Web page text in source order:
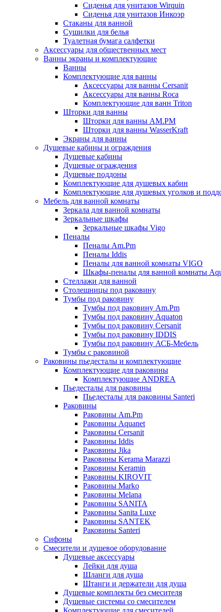
Сиденья для унитазов Wirquin
Сиденья для унитазов Инкоэр
Стаканы для ванной
Сушилки для белья
Туалетная бумага салфетки
Аксессуары для общественных мест
Ванны экраны и комплектующие
Ванны
Комплектующие для ванны
Аксессуары для ванны Cersanit
Аксессуары для ванны Roca
Комплектующие для ванн Triton
Шторки для ванны
Шторки для ванны AM.PM
Шторки для ванны WasserKraft
Экраны для ванны
Душевые кабины и ограждения
Душевые кабины
Душевые ограждения
Душевые поддоны
Комплектующие для душевых кабин
Комплектующие для душевых уголков и
Мебель для ванной комнаты
Зеркала для ванной комнаты
Зеркальные шкафы
Зеркальные шкафы Vigo
Пеналы
Пеналы Am.Pm
Пеналы Iddis
Пеналы для ванной комнаты VIGO
Шкафы-пеналы для ванной комнаты
Стеллажи для ванной
Столешницы под раковину
Тумбы под раковину
Тумбы под раковину Am.Pm
Тумбы под раковину Aquaton
Тумбы под раковину Cersanit
Тумбы под раковину IDDIS
Тумбы под раковину АСБ-Мебель
Тумбы с раковиной
Раковины пьедесталы и комплектующие
Комплектующие для раковины
Комплектующие ANDREA
Пьедесталы для раковины
Пьедесталы для раковины Santeri
Раковины
Раковины Am.Pm
Раковины Aquanet
Раковины Cersanit
Раковины Iddis
Раковины Jika
Раковины Kerama Marazzi
Раковины Keramin
Раковины KIROVIT
Раковины Marko
Раковины Melana
Раковины SANITA
Раковины Sanita Luxe
Раковины SANTEK
Раковины Santeri
Сифоны
Смесители и душевое оборудование
Душевые аксессуары
Лейки для душа
Шланги для душа
Штанги и держатели для душа
Душевые комплекты без смесителя
Душевые системы со смесителем